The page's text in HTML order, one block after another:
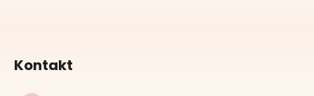
Kontakt